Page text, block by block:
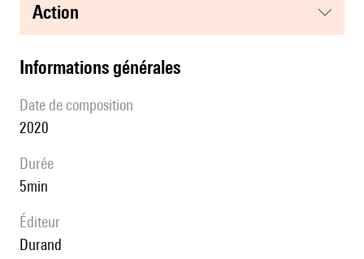
action
informations générales
date de composition
2020
durée
5min
éditeur
Durand